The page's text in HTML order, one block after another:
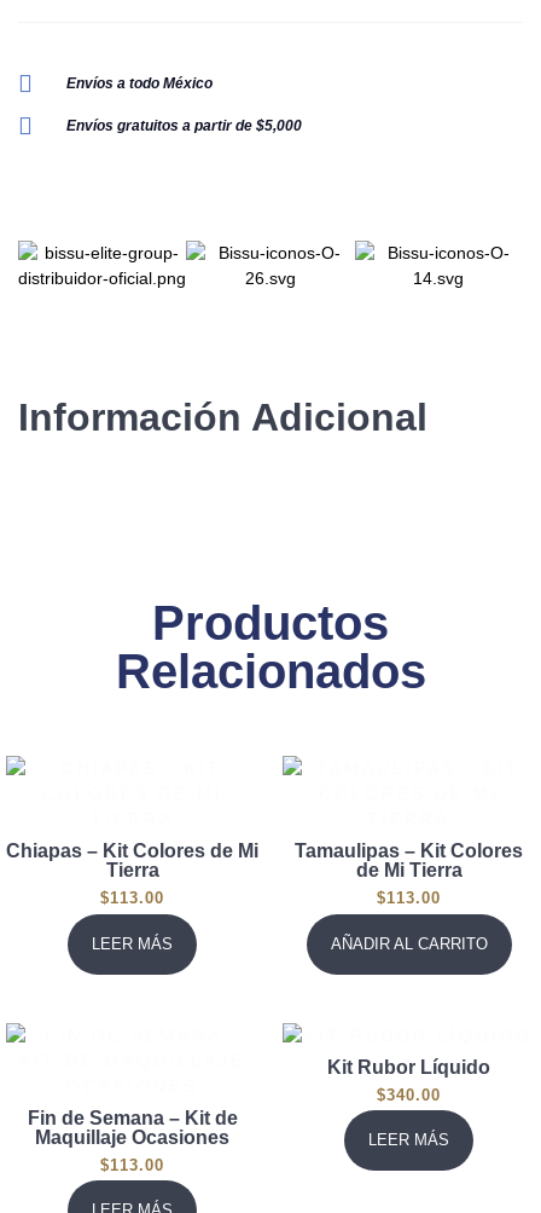
Envíos a todo México
Envíos gratuitos a partir de $5,000
Información Adicional
Productos
Relacionados
Chiapas – Kit Colores de Mi
Tierra
$113.00
LEER MÁS
Tamaulipas – Kit Colores
de Mi Tierra
$113.00
AÑADIR AL CARRITO
Fin de Semana – Kit de
Maquillaje Ocasiones
$113.00
Kit Rubor Líquido
$340.00
LEER MÁS